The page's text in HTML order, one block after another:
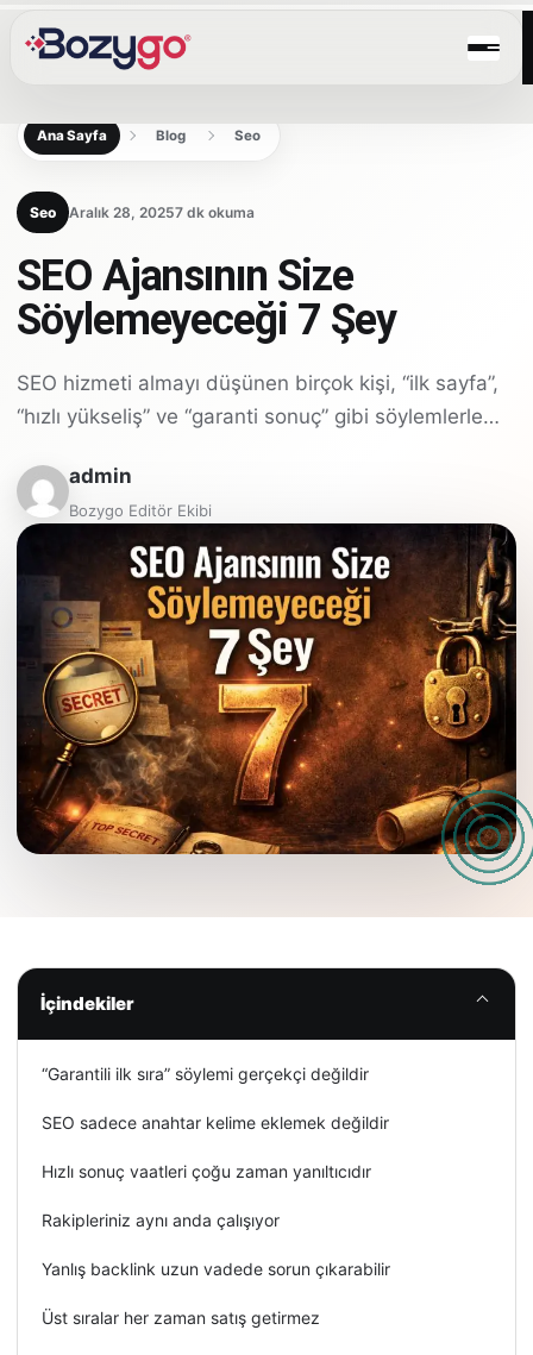
Ana Sayfa Blog Seo
Seo Aralık 28, 20257 dk okuma
SEO Ajansının Size
Söylemeyeceği 7 Şey
SEO hizmeti almayı düşünen birçok kişi, “ilk sayfa”,
“hızlı yükseliş” ve “garanti sonuç” gibi söylemlerle…
admin
Bozygo Editör Ekibi
İçindekiler
“Garantili ilk sıra” söylemi gerçekçi değildir
SEO sadece anahtar kelime eklemek değildir
Hızlı sonuç vaatleri çoğu zaman yanıltıcıdır
Rakipleriniz aynı anda çalışıyor
Yanlış backlink uzun vadede sorun çıkarabilir
Üst sıralar her zaman satış getirmez